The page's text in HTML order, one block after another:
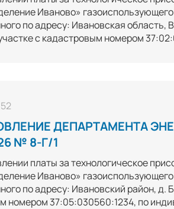
Иваново»
по адресу: Ивановская область,
с кадастровым номером
ДЕПАРТАМЕНТА
№ 8-Г/1
платы за технологическое
Иваново»
по адресу: Ивановский район, д.
номером 37:05:030560:1234, по